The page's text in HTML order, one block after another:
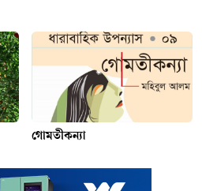
গোমতীকন্যা